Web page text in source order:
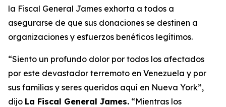
la Fiscal General James exhorta a todos a
asegurarse de que sus donaciones se destinen a
organizaciones y esfuerzos benéficos legítimos.
“Siento un profundo dolor por todos los afectados
por este devastador terremoto en Venezuela y por
sus familias y seres queridos aquí en Nueva York”,
dijo La Fiscal General James. “Mientras los